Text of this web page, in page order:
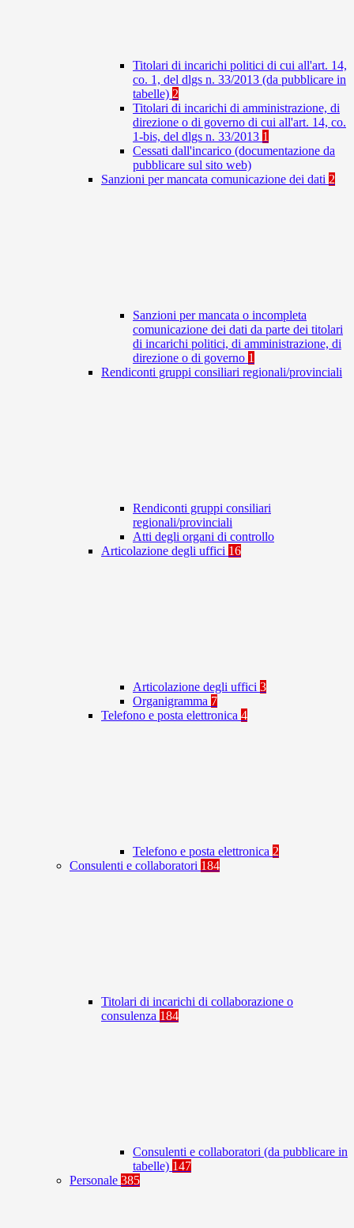
Titolari di incarichi politici di cui all'art. 14,
co. 1, del dlgs n. 33/2013 (da pubblicare in
tabelle) 2
Titolari di incarichi di amministrazione, di
direzione o di governo di cui all'art. 14, co.
1-bis, del dlgs n. 33/2013 1
Cessati dall'incarico (documentazione da
pubblicare sul sito web)
Sanzioni per mancata comunicazione dei dati 2
Sanzioni per mancata o incompleta
comunicazione dei dati da parte dei titolari
di incarichi politici, di amministrazione, di
direzione o di governo 1
Rendiconti gruppi consiliari regionali/provinciali
Rendiconti gruppi consiliari
regionali/provinciali
Atti degli organi di controllo
Articolazione degli uffici 16
Articolazione degli uffici 3
Organigramma 7
Telefono e posta elettronica 4
Telefono e posta elettronica 2
Consulenti e collaboratori 184
Titolari di incarichi di collaborazione o
consulenza 184
Consulenti e collaboratori (da pubblicare in
tabelle) 147
Personale 385